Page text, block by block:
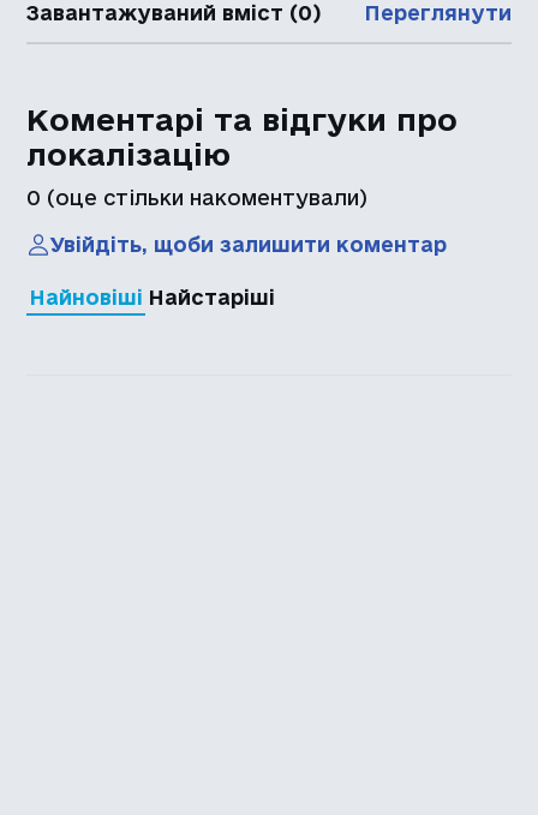
Завантажуваний вміст (0) Переглянути
Коментарі та відгуки про
локалізацію
0 (оце стільки накоментували)
Увійдіть, щоби залишити коментар
Найновіші Найстаріші